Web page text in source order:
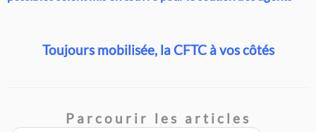
Toujours mobilisée, la CFTC à vos côtés
Parcourir les articles